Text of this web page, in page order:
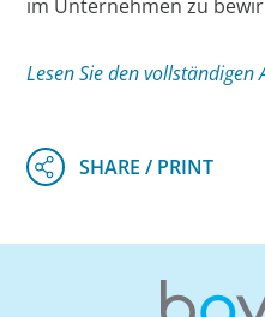
im Unternehmen zu
Lesen Sie den